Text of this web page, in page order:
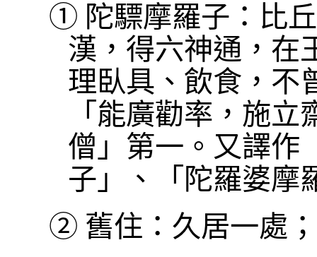
① 陀驃摩羅子：比
漢，得六神通，在
理臥具、飲食，不
「能廣勸率，施
僧」第一。又譯作
子」、「陀羅婆摩
② 舊住：久居一處